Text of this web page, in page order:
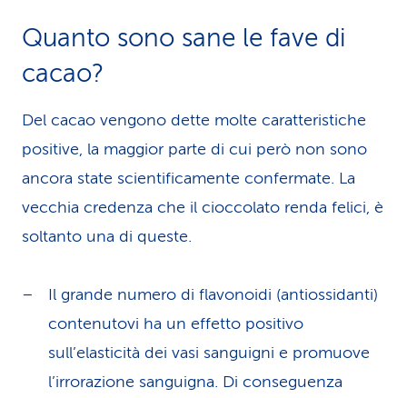
Quanto sono sane le fave di
cacao?
Del cacao vengono dette molte caratteristiche
positive, la maggior parte di cui però non sono
ancora state scientificamente confermate. La
vecchia credenza che il cioccolato renda felici, è
soltanto una di queste.
Il grande numero di flavonoidi (antiossidanti)
contenutovi ha un effetto positivo
sull’elasticità dei vasi sanguigni e promuove
l’irrorazione sanguigna. Di conseguenza